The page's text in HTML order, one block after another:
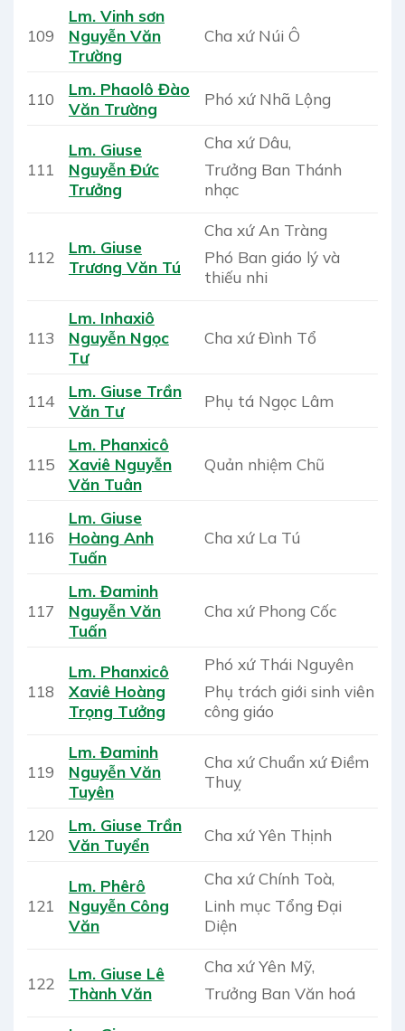
109
Lm. Vinh sơn
Nguyễn Văn
Trường
Cha xứ Núi Ô
110
Lm. Phaolô Đào
Văn Trường
Phó xứ Nhã Lộng
111
Lm. Giuse
Nguyễn Đức
Trưởng
Cha xứ Dâu,
Trưởng Ban Thánh
nhạc
112
Lm. Giuse
Trương Văn Tú
Cha xứ An Tràng
Phó Ban giáo lý và
thiếu nhi
113
Lm. Inhaxiô
Nguyễn Ngọc
Tư
Cha xứ Đình Tổ
114
Lm. Giuse Trần
Văn Tư
Phụ tá Ngọc Lâm
115
Lm. Phanxicô
Xaviê Nguyễn
Văn Tuân
Quản nhiệm Chũ
116
Lm. Giuse
Hoàng Anh
Tuấn
Cha xứ La Tú
117
Lm. Đaminh
Nguyễn Văn
Tuấn
Cha xứ Phong Cốc
118
Lm. Phanxicô
Xaviê Hoàng
Trọng Tưởng
Phó xứ Thái Nguyên
Phụ trách giới sinh viên
công giáo
119
Lm. Đaminh
Nguyễn Văn
Tuyên
Cha xứ Chuẩn xứ Điềm
Thuỵ
120
Lm. Giuse Trần
Văn Tuyển
Cha xứ Yên Thịnh
121
Lm. Phêrô
Nguyễn Công
Văn
Cha xứ Chính Toà,
Linh mục Tổng Đại
Diện
122
Lm. Giuse Lê
Thành Văn
Cha xứ Yên Mỹ,
Trưởng Ban Văn hoá